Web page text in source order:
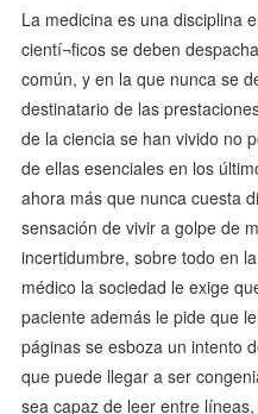
La medicina es una disciplina
cientí¬ficos se deben
común, y en la que nunca se
destinatario de las
de la ciencia se han vivido no
de ellas esenciales en los
ahora más que nunca cuesta
sensación de vivir a golpe de
incertidumbre, sobre todo en
médico la sociedad le exige
paciente además le pide que
páginas se esboza un intento
que puede llegar a ser
sea capaz de leer entre